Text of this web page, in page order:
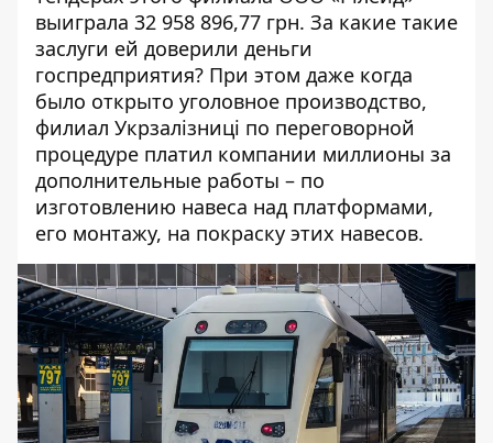
выиграла 32 958 896,77 грн. За какие такие
заслуги ей доверили деньги
госпредприятия? При этом даже когда
было открыто уголовное производство,
филиал Укрзалізниці по переговорной
процедуре платил компании миллионы за
дополнительные работы – по
изготовлению навеса над платформами,
его монтажу, на покраску этих навесов.